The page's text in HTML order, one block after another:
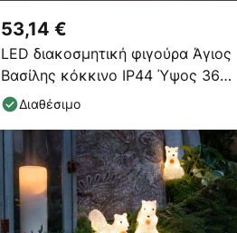
LED διακοσμητική φιγούρα Άγιος
Βασίλης κόκκινο IP44 Ύψος 36
cm
53,14 €
Διαθέσιμο